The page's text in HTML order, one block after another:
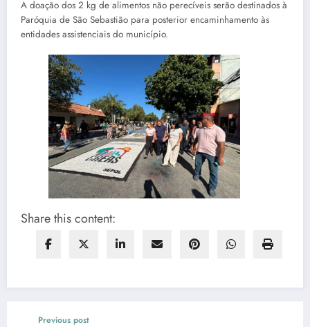
A doação dos 2 kg de alimentos não perecíveis serão destinados à
Paróquia de São Sebastião para posterior encaminhamento às
entidades assistenciais do município.
Share this content:
Previous post